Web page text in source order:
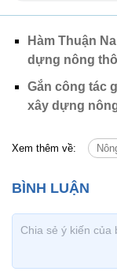
Hàm Thuận
dựng nông
Gắn công tác
xây dựng
Xem thêm về: